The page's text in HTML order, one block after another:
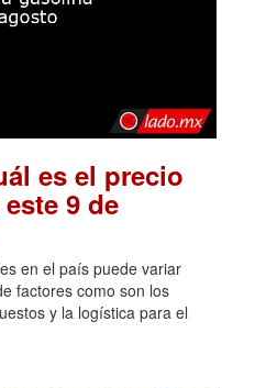
es el precio
9 de
en el país puede variar
factores como son los
y la logística para el